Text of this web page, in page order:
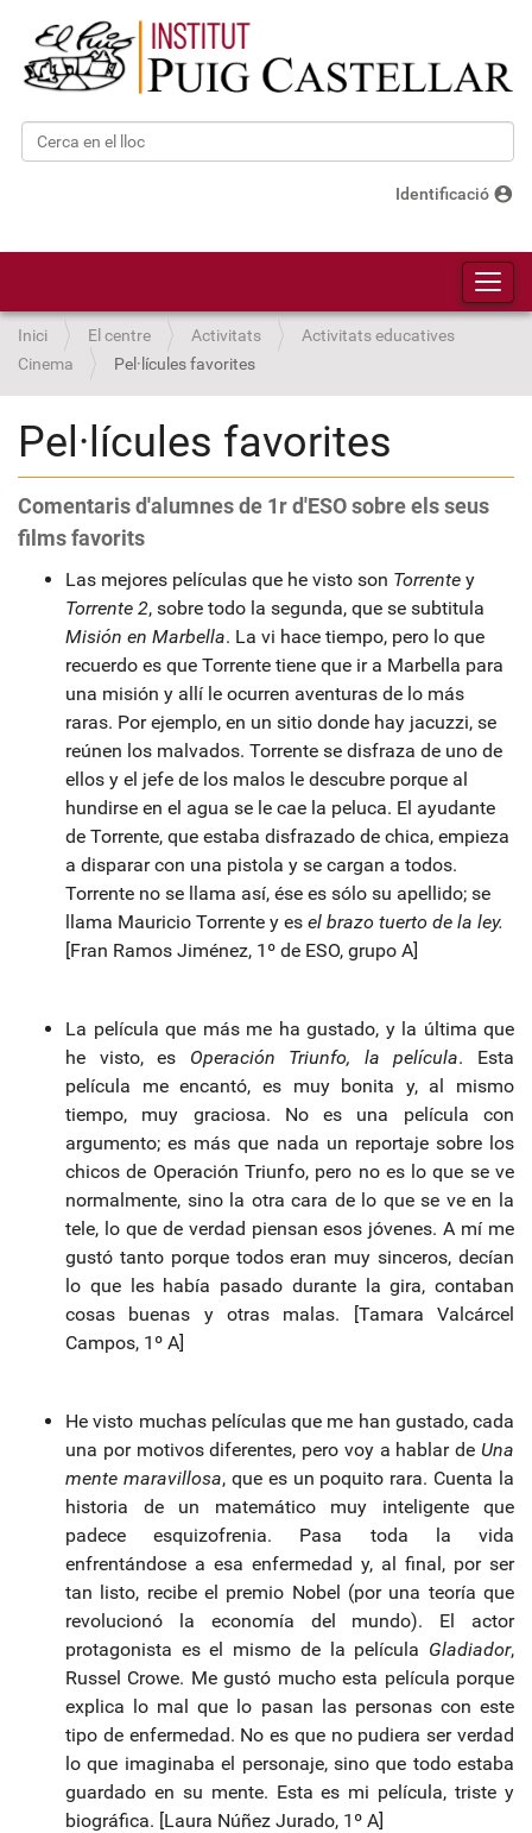
Cerca
Identificació account_circle
Inici El centre Activitats
Activitats educatives
Cinema
Pel·lícules favorites
Pel·lícules favorites
Comentaris d'alumnes de 1r d'ESO sobre els seus
films favorits
Las mejores películas que he visto son Torrente y
Torrente 2, sobre todo la segunda, que se subtitula
Misión en Marbella. La vi hace tiempo, pero lo que
recuerdo es que Torrente tiene que ir a Marbella para
una misión y allí le ocurren aventuras de lo más
raras. Por ejemplo, en un sitio donde hay jacuzzi, se
reúnen los malvados. Torrente se disfraza de uno de
ellos y el jefe de los malos le descubre porque al
hundirse en el agua se le cae la peluca. El ayudante
de Torrente, que estaba disfrazado de chica, empieza
a disparar con una pistola y se cargan a todos.
Torrente no se llama así, ése es sólo su apellido; se
llama Mauricio Torrente y es el brazo tuerto de la ley.
[Fran Ramos Jiménez, 1º de ESO, grupo A]
La película que más me ha gustado, y la última que
he visto, es Operación Triunfo, la película. Esta
película me encantó, es muy bonita y, al mismo
tiempo, muy graciosa. No es una película con
argumento; es más que nada un reportaje sobre los
chicos de Operación Triunfo, pero no es lo que se ve
normalmente, sino la otra cara de lo que se ve en la
tele, lo que de verdad piensan esos jóvenes. A mí me
gustó tanto porque todos eran muy sinceros, decían
lo que les había pasado durante la gira, contaban
cosas buenas y otras malas. [Tamara Valcárcel
Campos, 1º A]
He visto muchas películas que me han gustado, cada
una por motivos diferentes, pero voy a hablar de Una
mente maravillosa, que es un poquito rara. Cuenta la
historia de un matemático muy inteligente que
padece esquizofrenia. Pasa toda la vida
enfrentándose a esa enfermedad y, al final, por ser
tan listo, recibe el premio Nobel (por una teoría que
revolucionó la economía del mundo). El actor
protagonista es el mismo de la película Gladiador,
Russel Crowe. Me gustó mucho esta película porque
explica lo mal que lo pasan las personas con este
tipo de enfermedad. No es que no pudiera ser verdad
lo que imaginaba el personaje, sino que todo estaba
guardado en su mente. Esta es mi película, triste y
biográfica. [Laura Núñez Jurado, 1º A]